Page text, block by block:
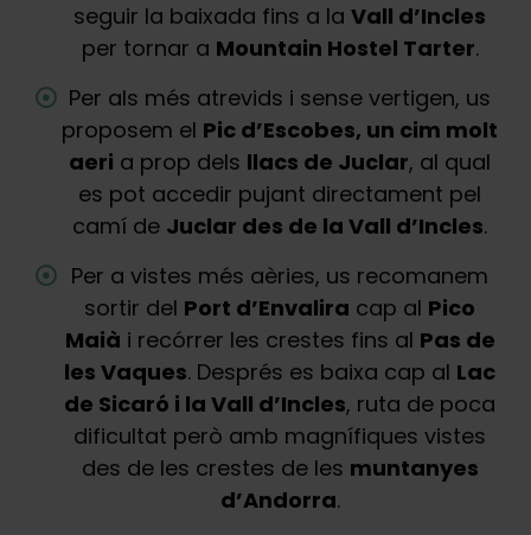
seguir la baixada fins a la Vall d’Incles
per tornar a Mountain Hostel Tarter.
Per als més atrevids i sense vertigen, us
proposem el Pic d’Escobes, un cim molt
aeri a prop dels llacs de Juclar, al qual
es pot accedir pujant directament pel
camí de Juclar des de la Vall d’Incles.
Per a vistes més aèries, us recomanem
sortir del Port d’Envalira cap al Pico
Maià i recórrer les crestes fins al Pas de
les Vaques. Després es baixa cap al Lac
de Sicaró i la Vall d’Incles, ruta de poca
dificultat però amb magnífiques vistes
des de les crestes de les muntanyes
d’Andorra.